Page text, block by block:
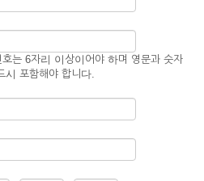
있습니다. 약관의 효력 발생일 이
.
호는 6자리 이상이어야 하며 영문과 숫자
시 포함해야 합니다.